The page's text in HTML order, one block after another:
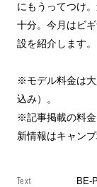
にもうってつけ
十分。今月はビ
設を紹介します。
※モデル料金は
込み）。
※記事掲載の料
新情報はキャン
Text BE-